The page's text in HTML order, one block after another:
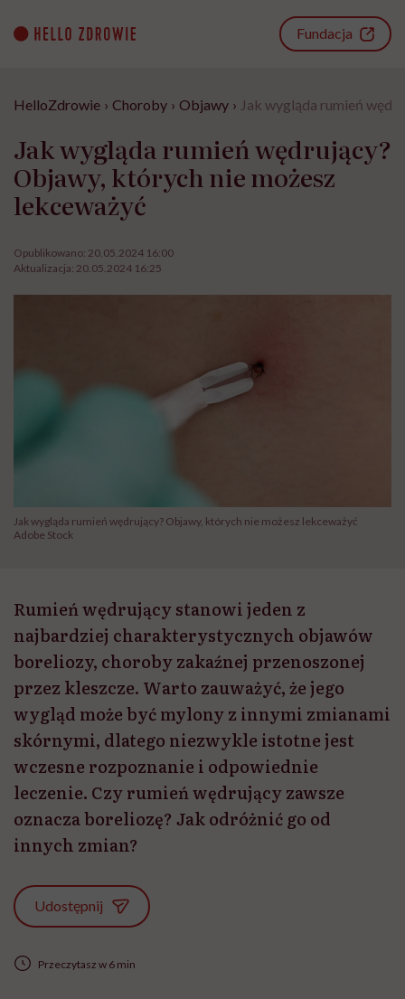
content
Fundacja
HelloZdrowie › Choroby › Objawy › Jak wygląda rumień
Jak wygląda rumień wędrujący?
Objawy, których nie możesz
lekceważyć
Opublikowano: 20.05.2024 16:00
Aktualizacja: 20.05.2024 16:25
Jak wygląda rumień wędrujący? Objawy, których nie możesz lekceważyć
Adobe Stock
Rumień wędrujący stanowi jeden z
najbardziej charakterystycznych objawów
boreliozy, choroby zakaźnej przenoszonej
przez kleszcze. Warto zauważyć, że jego
wygląd może być mylony z innymi zmianami
skórnymi, dlatego niezwykle istotne jest
wczesne rozpoznanie i odpowiednie
leczenie. Czy rumień wędrujący zawsze
oznacza boreliozę? Jak odróżnić go od
innych zmian?
Udostępnij
Przeczytasz w 6 min